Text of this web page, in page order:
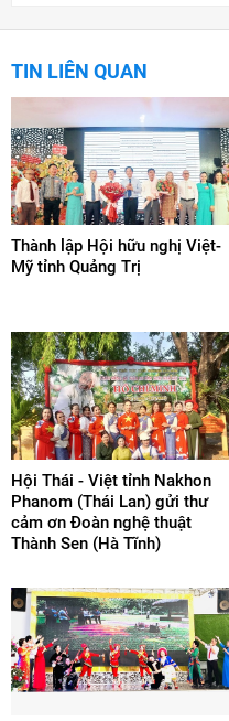
TIN LIÊN QUAN
Thành lập Hội hữu nghị Việt-
Mỹ tỉnh Quảng Trị
Hội Thái - Việt tỉnh Nakhon
Phanom (Thái Lan) gửi thư
cảm ơn Đoàn nghệ thuật
Thành Sen (Hà Tĩnh)